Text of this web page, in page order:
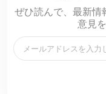
ぜひ読んで、最新情
意見